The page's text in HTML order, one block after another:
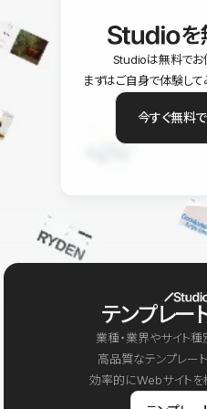
を
Studioは無料でお
まずはご自身で体験して
今すぐ無料
テンプレー
業種・業界やサイト
高品質なテンプレー
効率的にWebサイトを